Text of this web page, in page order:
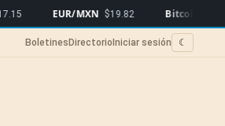
EUR/MXN $19.82 Bitcoin $65,035
Boletines Directorio Iniciar sesión ☾